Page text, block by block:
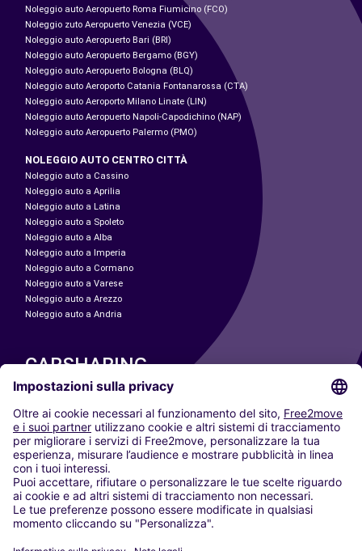
Noleggio auto Aeropuerto Roma Fiumicino (FCO)
Noleggio zuto Aeropuerto Venezia (VCE)
Noleggio auto Aeropuerto Bari (BRI)
Noleggio auto Aeropuerto Bergamo (BGY)
Noleggio auto Aeropuerto Bologna (BLQ)
Noleggio auto Aeroporto Catania Fontanarossa (CTA)
Noleggio auto Aeroporto Milano Linate (LIN)
Noleggio auto Aeropuerto Napoli-Capodichino (NAP)
Noleggio auto Aeropuerto Palermo (PMO)
NOLEGGIO AUTO CENTRO CITTÀ
Noleggio auto a Cassino
Noleggio auto a Aprilia
Noleggio auto a Latina
Noleggio auto a Spoleto
Noleggio auto a Alba
Noleggio auto a Imperia
Noleggio auto a Cormano
Noleggio auto a Varese
Noleggio auto a Arezzo
Noleggio auto a Andria
CARSHARING
LE NOSTRE CITTÀ
Paris
Madrid
Washington DC
Milano
Roma
Torino
Vienna
Berlino